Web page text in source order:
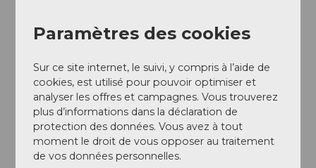
Organisation
Sempachersee Tourismus
Paramètres des cookies
Sur ce site internet, le suivi, y compris à l’aide de
cookies, est utilisé pour pouvoir optimiser et
analyser les offres et campagnes. Vous trouverez
plus d’informations dans la déclaration de
protection des données. Vous avez à tout
moment le droit de vous opposer au traitement
de vos données personnelles.